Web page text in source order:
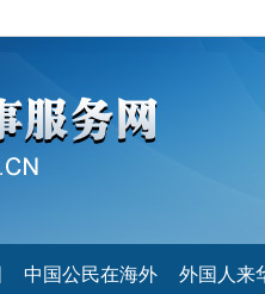
中国公民在海外 外国人来